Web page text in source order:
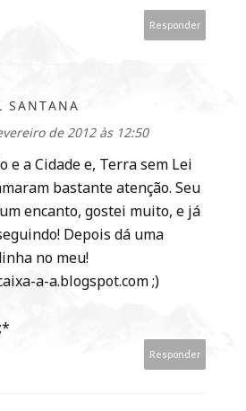
Responder
SANTANA
de 2012 às 12:50
e a Cidade e, Terra sem Lei
bastante atenção. Seu
encanto, gostei muito, e já
Depois dá uma
no meu!
a-a.blogspot.com ;)
Responder